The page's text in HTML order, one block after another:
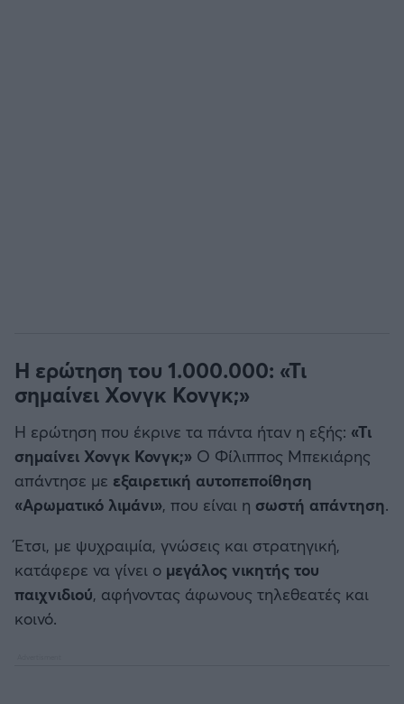
Η ερώτηση του 1.000.000: «Τι
σημαίνει Χονγκ Κονγκ;»
Η ερώτηση που έκρινε τα πάντα ήταν η εξής: «Τι
σημαίνει Χονγκ Κονγκ;» Ο Φίλιππος Μπεκιάρης
απάντησε με εξαιρετική αυτοπεποίθηση
«Αρωματικό λιμάνι», που είναι η σωστή απάντηση.
Έτσι, με ψυχραιμία, γνώσεις και στρατηγική,
κατάφερε να γίνει ο μεγάλος νικητής του
παιχνιδιού, αφήνοντας άφωνους τηλεθεατές και
κοινό.